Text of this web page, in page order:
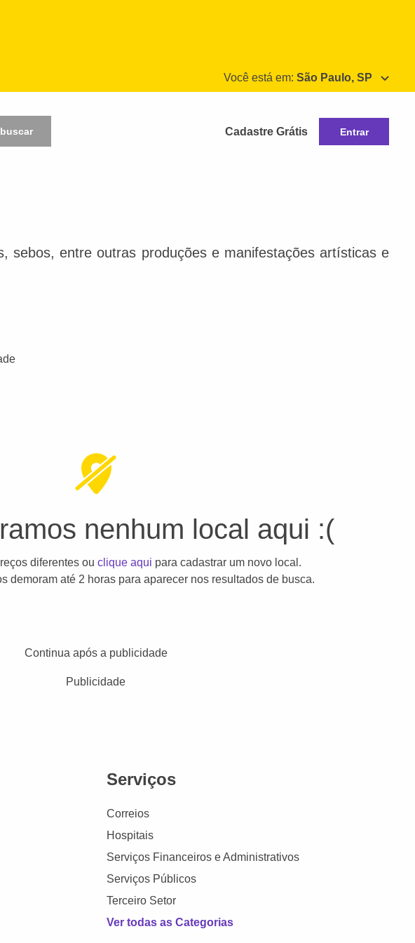
Você está em: São Paulo, SP
buscar
Cadastre Grátis Entrar
sebos, entre outras produções e manifestações artísticas e
nenhum local aqui :(
diferentes ouclique aqui para cadastrar um novo local.
demoram até 2 horas para aparecer nos resultados de busca.
Continua após a publicidade
Publicidade
Serviços
Correios
Hospitais
Serviços Financeiros e Administrativos
Serviços Públicos
Terceiro Setor
Ver todas as Categorias